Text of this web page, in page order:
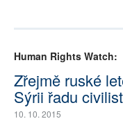
Human Rights Watch:
Zřejmě ruské
Sýrii řadu
10. 10. 2015